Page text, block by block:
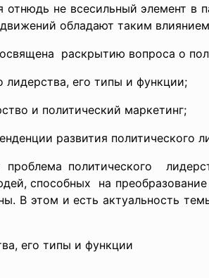
отнюдь не всесильный элемент
обладают таким
раскрытию вопроса о
лидерства, его типы и функции;
и политический маркетинг;
развития политического
политического
способных на
В этом и есть актуальность
его типы и функции